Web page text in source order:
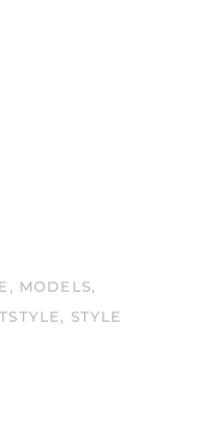
MODELS
STYLE